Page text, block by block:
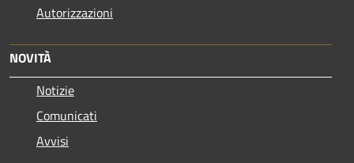
Autorizzazioni
NOVITÀ
Notizie
Comunicati
Avvisi